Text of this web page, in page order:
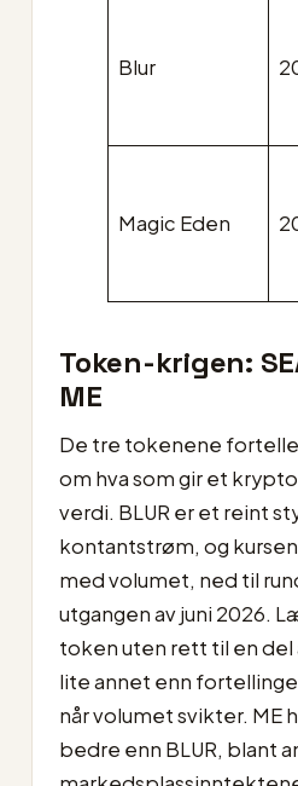
Blur
Magic Eden
Token-krigen:
ME
De tre tokenene
om hva som gir et
verdi. BLUR er et reint
kontantstrøm, og
med volumet, ned til
utgangen av juni 2026.
token uten rett til en
lite annet enn
når volumet svikter. ME
bedre enn BLUR, blant